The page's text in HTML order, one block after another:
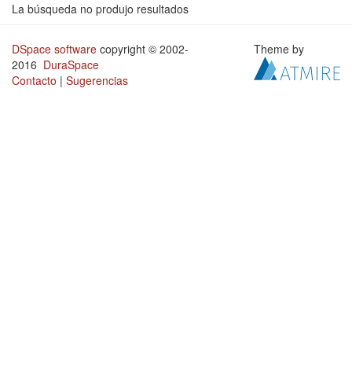
La búsqueda no produjo resultados
DSpace software copyright © 2002-
2016 DuraSpace
Contacto | Sugerencias
Theme by